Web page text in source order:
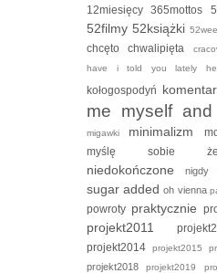
12miesięcy365mottos
52filmy 52książki
chcętochwalipięta
have i told you lately
kołogospodyń
me myself
migawki minimalizm
myślę
niedokończone
sugar addedoh vienna
powroty praktycznie
projekt2011
projekt2014projekt2015
projekt2018projekt2019